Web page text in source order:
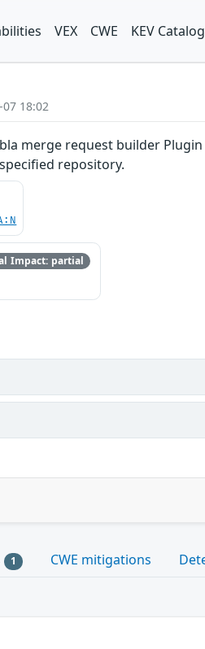
VEX CWE KEV
18:02
merge request builder
repository.
Impact: partial
1 CWE mitigations